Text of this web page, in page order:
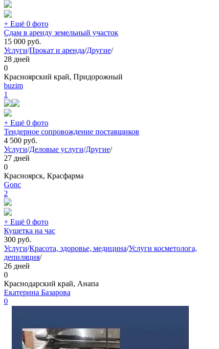
+ Ещё 0 фото
Сдам в аренду земельный участок
15 000 руб.
Услуги/Прокат и аренда/Другие/
28 дней
0
Красноярский край, Придорожный
buzim
1
+ Ещё 0 фото
Тендерное сопровождение поставщиков
4 500 руб.
Услуги/Деловые услуги/Другие/
27 дней
0
Красноярск, Красфарма
Gonc
2
+ Ещё 0 фото
Кушетка на час
300 руб.
Услуги/Красота, здоровье, медицина/Услуги косметолога,
депиляция/
26 дней
0
Краснодарский край, Анапа
Екатерина Базарова
0